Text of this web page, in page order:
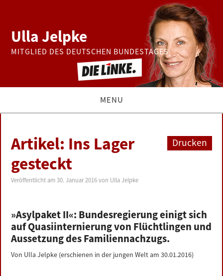
Ulla Jelpke
MITGLIED DES DEUTSCHEN BUNDESTAGES
MENU
BUNDESTAG
PRESSE
LINKS
DATENSCHUTZERKLÄRUNG
Drucken
Artikel: Ins Lager
gesteckt
Veröffentlicht am30. Januar 2016 von Ulla Jelpke
»Asylpaket II«: Bundesregierung einigt sich
auf Quasiinternierung von Flüchtlingen und
Aussetzung des Familiennachzugs.
Von Ulla Jelpke (erschienen in der jungen Welt am 30.01.2016)